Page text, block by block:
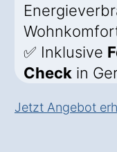
✅ Inklusive
Check in
Jetzt Angebot